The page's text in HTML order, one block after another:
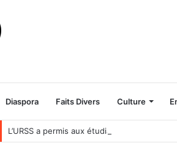
Diaspora Faits Divers Culture
L’URSS a permis aux étudiants africains